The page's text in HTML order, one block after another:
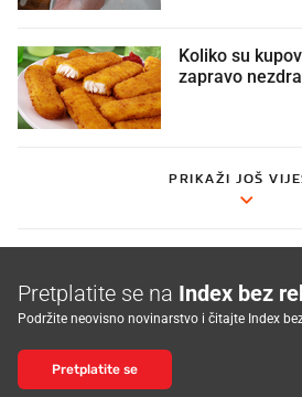
Koliko su
zapravo
PRIKAŽI JOŠ
Pretplatite se na Index bez
Podržite neovisno novinarstvo i čitajte Index
Pretplatite se